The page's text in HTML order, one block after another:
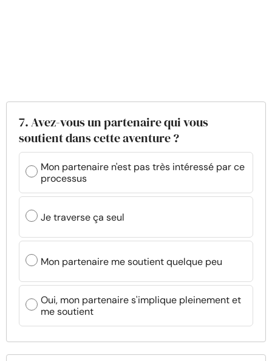
7. Avez-vous un partenaire qui vous
soutient dans cette aventure ?
Mon partenaire n'est pas très intéressé par ce
processus
Je traverse ça seul
Mon partenaire me soutient quelque peu
Oui, mon partenaire s'implique pleinement et
me soutient